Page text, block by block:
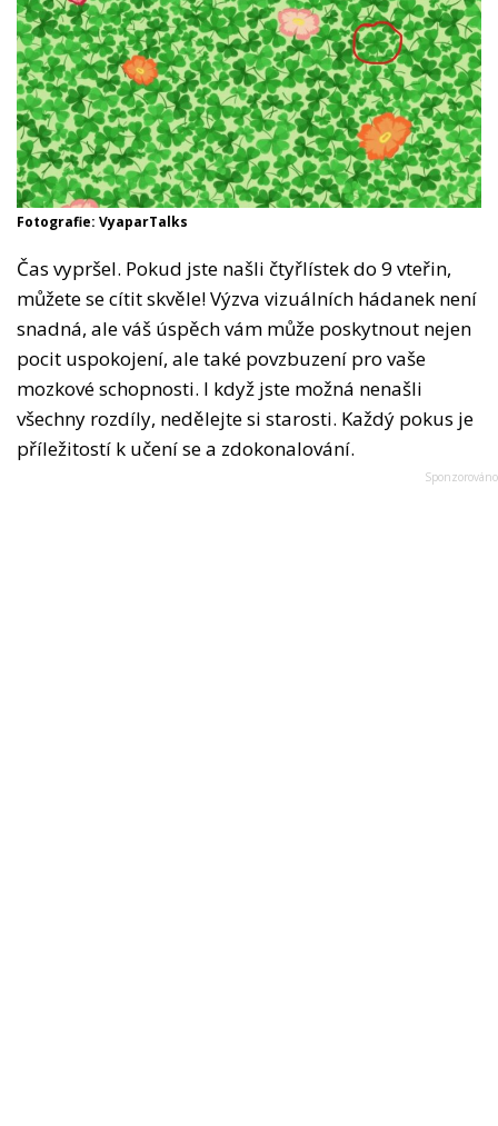
Fotografie: VyaparTalks
Čas vypršel. Pokud jste našli čtyřlístek do 9 vteřin,
můžete se cítit skvěle! Výzva vizuálních hádanek není
snadná, ale váš úspěch vám může poskytnout nejen
pocit uspokojení, ale také povzbuzení pro vaše
mozkové schopnosti. I když jste možná nenašli
všechny rozdíly, nedělejte si starosti. Každý pokus je
příležitostí k učení se a zdokonalování.